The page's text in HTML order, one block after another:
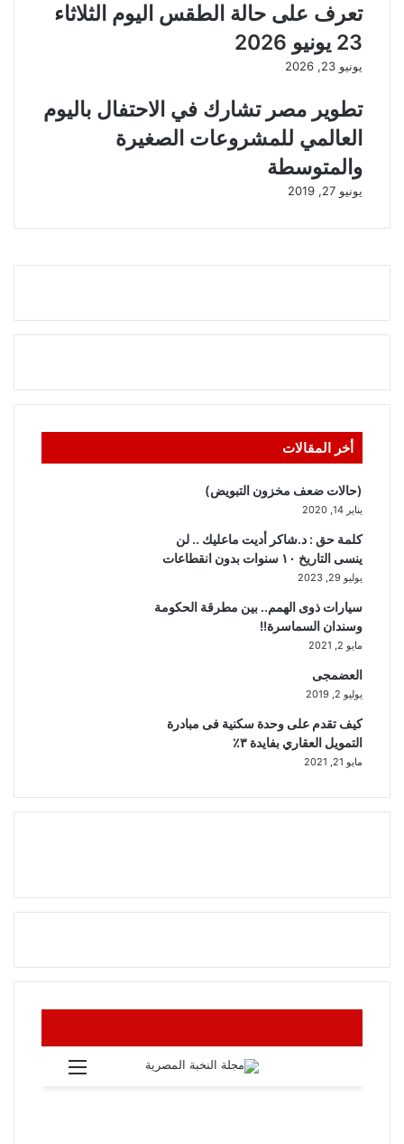
تعرف على حالة الطقس اليوم الثلاثاء
23 يونيو 2026
يونيو 23, 2026
تطوير مصر تشارك في الاحتفال باليوم
العالمي للمشروعات الصغيرة
والمتوسطة
يونيو 27, 2019
أخر المقالات
(حالات ضعف مخزون التبويض)
يناير 14, 2020
كلمة حق : د.شاكر أديت ماعليك .. لن
ينسى التاريخ ١٠ سنوات بدون انقطاعات
يوليو 29, 2023
سيارات ذوى الهمم.. بين مطرقة الحكومة
وسندان السماسرة!!
مايو 2, 2021
العضمجى
يوليو 2, 2019
كيف تقدم على وحدة سكنية فى مبادرة
التمويل العقاري بفايدة ٣٪
مايو 21, 2021